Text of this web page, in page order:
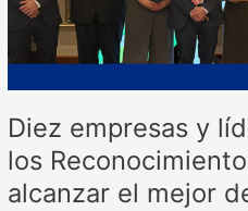
Diez empresas y
los
alcanzar el mejor
Honoris
mejor
desempeño
en
SST